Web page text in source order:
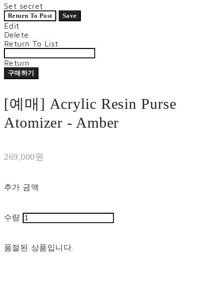
Set secret
Return To Post Save
Edit
Delete
Return To List
Return
구매하기
[예매] Acrylic Resin Purse
Atomizer - Amber
269,000원
추가 금액
수량
품절된 상품입니다.